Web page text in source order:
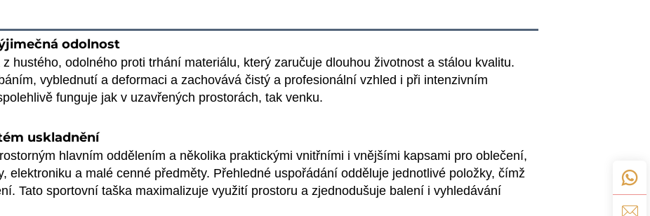
odolnost
hustého, odolného proti trhání materiálu, který zaručuje dlouhou životnost a stálou kvalitu.
vyblednutí a deformaci a zachovává čistý a profesionální vzhled i při intenzivním
funguje jak v uzavřených prostorách, tak venku.
uskladnění
hlavním oddělením a několika praktickými vnitřními i vnějšími kapsami pro oblečení,
elektroniku a malé cenné předměty. Přehledné uspořádání odděluje jednotlivé položky, čímž
Tato sportovní taška maximalizuje využití prostoru a zjednodušuje balení i vyhledávání